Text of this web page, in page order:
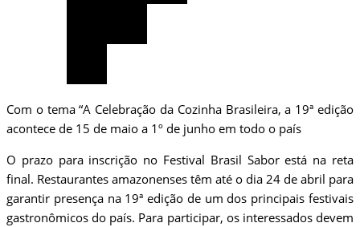
Com o tema “A Celebração da Cozinha Brasileira, a 19ª edição
acontece de 15 de maio a 1º de junho em todo o país
O prazo para inscrição no Festival Brasil Sabor está na reta
final. Restaurantes amazonenses têm até o dia 24 de abril para
garantir presença na 19ª edição de um dos principais festivais
gastronômicos do país. Para participar, os interessados devem